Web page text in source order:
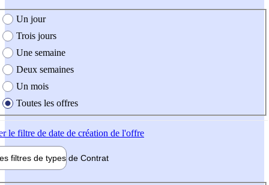
création de l'offre
Un jour
Trois jours
Une semaine
Deux semaines
Un mois
Toutes les offres
le filtre de date de création de l'offre
filtres de types de Contrat